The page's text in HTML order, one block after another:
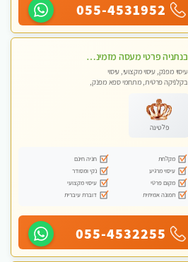
055-4531952
בנתניה פרטי מעסה מזמינה אותך למפגש אחד על אחד בלי שותפות! פינוק מרגיע vip
עיסוי מפנק, עיסוי מקצועי, עיסוי
בקלניקה פרטית, מתחמי ספא מפנק,
פלטינה
מקלחת
חניה חינם
עיסוי מרגיע
נקי ומסודר
מקום פרטי
עיסוי מקצועי
תמונה אמיתית
דוברת עיברית
055-4532255